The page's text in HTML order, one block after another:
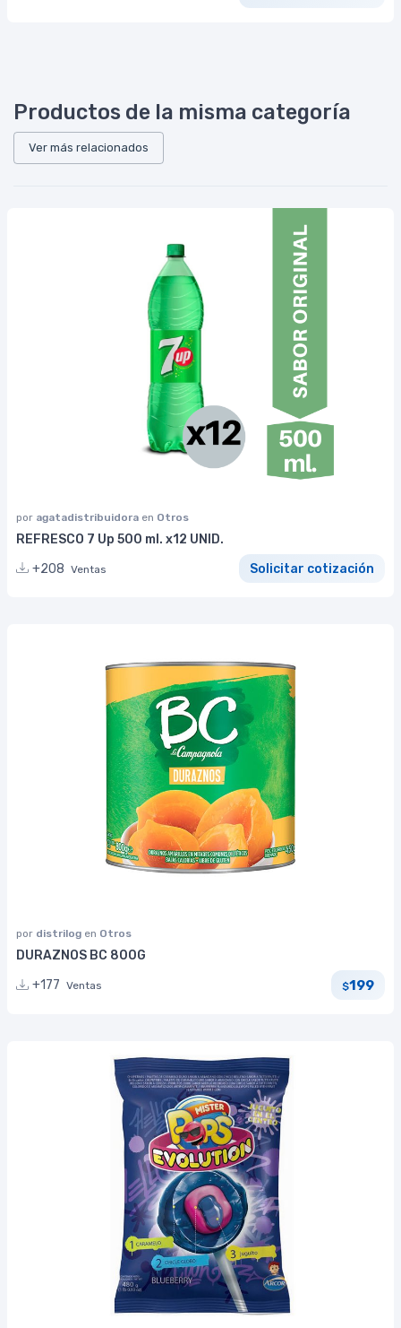
Productos de la misma categoría
Ver más relacionados
por agatadistribuidora en Otros
REFRESCO 7 Up 500 ml. x12 UNID.
+208 Ventas Solicitar cotización
por distrilog en Otros
DURAZNOS BC 800G
+177 Ventas $199